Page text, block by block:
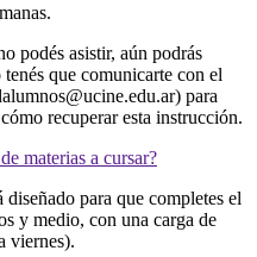
podés asistir, aún podrás
que comunicarte con el
para
recuperar esta instrucción.
materias a cursar?
para que completes el
y medio, con una carga de
viernes).